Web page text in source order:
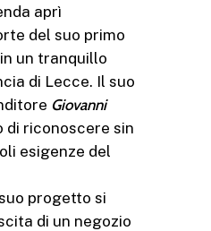
aprì
del suo primo
un tranquillo
di Lecce. Il suo
Giovanni
di riconoscere sin
esigenze del
progetto si
di un negozio